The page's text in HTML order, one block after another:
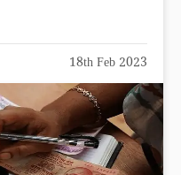
18th Feb 2023